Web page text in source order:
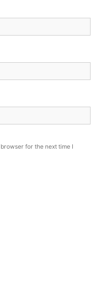
for the next time I